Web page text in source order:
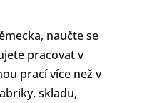
naučte se
pracovat v
prací více než v
skladu,